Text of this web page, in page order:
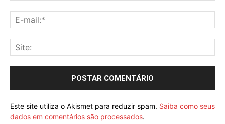
Este site utiliza o Akismet para reduzir spam. Saiba como seus
dados em comentários são processados.